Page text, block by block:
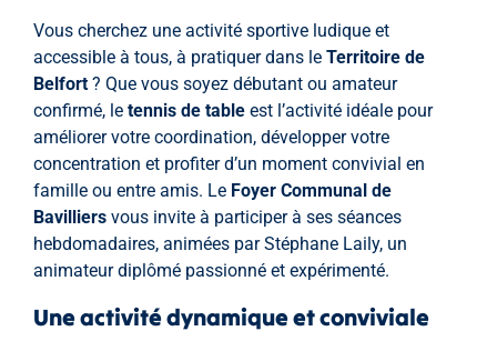
Vous cherchez une activité sportive ludique et
accessible à tous, à pratiquer dans le Territoire de
Belfort ? Que vous soyez débutant ou amateur
confirmé, le tennis de table est l’activité idéale pour
améliorer votre coordination, développer votre
concentration et profiter d’un moment convivial en
famille ou entre amis. Le Foyer Communal de
Bavilliers vous invite à participer à ses séances
hebdomadaires, animées par Stéphane Laily, un
animateur diplômé passionné et expérimenté.
Une activité dynamique et conviviale